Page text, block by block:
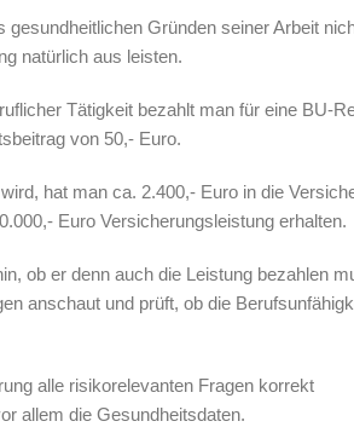
Gründen seiner Arbeit
natürlich aus leisten.
Tätigkeit bezahlt man für eine BU-
von 50,- Euro.
hat man ca. 2.400,- Euro in die
Euro Versicherungsleistung erhalten.
ob er denn auch die Leistung bezahlen
anschaut und prüft, ob die
alle risikorelevanten Fragen korrekt
allem die Gesundheitsdaten.